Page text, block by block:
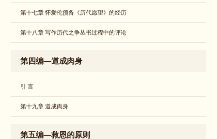
第十七章 怀爱伦预备《历代愿望》的经历
第十八章 写作历代之争丛书过程中的评论
第四编—道成肉身
引 言
第十九章 道成肉身
第五编—救恩的原则